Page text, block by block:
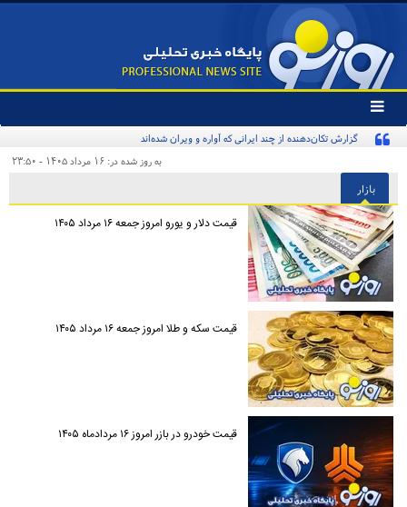
تغییر
وضعیت
منوی
ها
گزارش تکان‌دهنده از چند ایرانی که آواره و ویران شده‌اند
به روز شده در: ۱۶ مرداد ۱۴۰۵ - ۲۳:۵۰
بازار
قیمت دلار و یورو امروز جمعه ۱۶ مرداد ۱۴۰۵
قیمت سکه و طلا امروز جمعه ۱۶ مرداد ۱۴۰۵
قیمت خودرو در بازر امروز ۱۶ مردادماه ۱۴۰۵